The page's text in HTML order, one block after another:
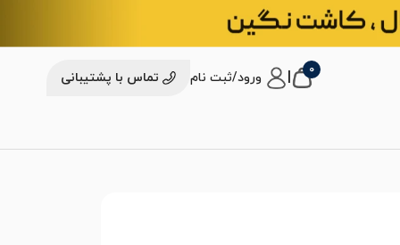
0 ورود/ثبت نام تماس با پشتیبانی